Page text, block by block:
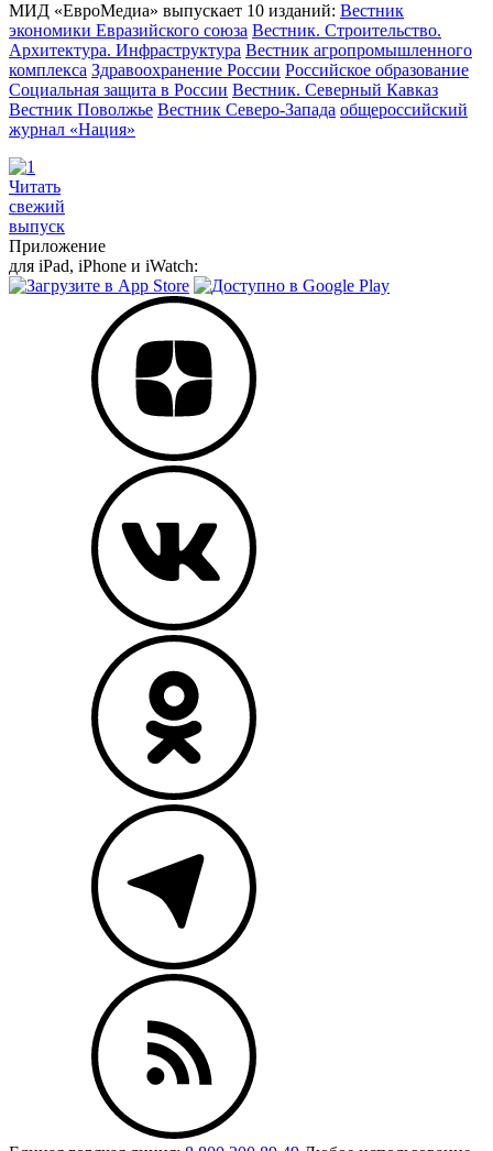
МИД «ЕвроМедиа» выпускает 10 изданий: Вестник
экономики Евразийского союза Вестник. Строительство.
Архитектура. Инфраструктура Вестник агропромышленного
комплекса Здравоохранение России Российское образование
Социальная защита в России Вестник. Северный Кавказ
Вестник Поволжье Вестник Северо-Запада общероссийский
журнал «Нация»
Читать
свежий
выпуск
Приложение
для iPad, iPhone и iWatch: